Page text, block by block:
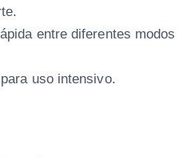
entre diferentes modos
uso intensivo.